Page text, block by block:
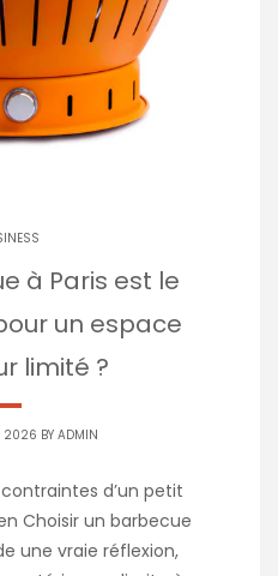
à Paris est le
un espace
limité ?
2026 BYADMIN
d’un petit
Choisir un barbecue
une vraie réflexion,